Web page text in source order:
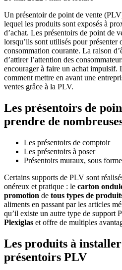
Un présentoir de point de vente
lequel les produits sont exposés à
d’achat. Les présentoirs de point de
lorsqu’ils sont utilisés pour
consommation courante. La raison
d’attirer l’attention des
encourager à faire un achat impulsif.
comment mettre en avant une
ventes grâce à la PLV.
Les présentoirs de
prendre de
Les présentoirs de comptoir
Les présentoirs à poser
Présentoirs muraux, sous forme
Certains supports de PLV sont
onéreux et pratique : le carton
promotion de tous types de
aliments en passant par les articles
qu’il existe un autre type de support
Plexiglas et offre de multiples
Les produits à
présentoirs PLV